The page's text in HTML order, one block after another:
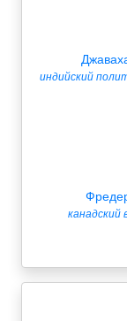
индийский
канадский